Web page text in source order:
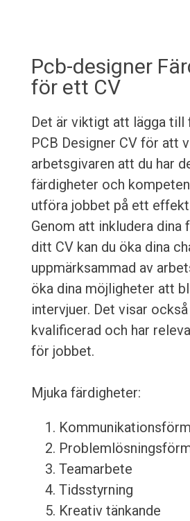
Pcb-designer
för ett CV
Det är viktigt att lägga till
PCB Designer CV för att
arbetsgivaren att du har
färdigheter och
utföra jobbet på ett
Genom att inkludera dina
ditt CV kan du öka dina
uppmärksammad av
öka dina möjligheter att
intervjuer. Det visar
kvalificerad och har
för jobbet.
Mjuka färdigheter:
Teamarbete
Tidsstyrning
Kreativ tänkande